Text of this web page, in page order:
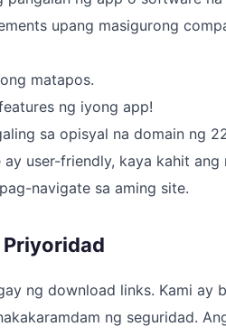
upang masigurong
matapos.
ng iyong app!
sa opisyal na domain ng
user-friendly, kaya kahit ang
navigate sa aming site.
Priyoridad
ng download links. Kami ay
ng seguridad.